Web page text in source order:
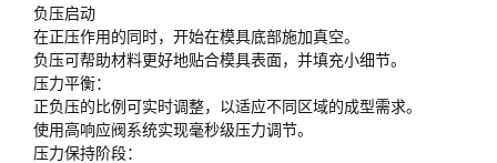
负压启动
在正压作用的同时，开始在模具底部施加真空。
负压可帮助材料更好地贴合模具表面，并填充小细节。
压力平衡：
正负压的比例可实时调整，以适应不同区域的成型需求。
使用高响应阀系统实现毫秒级压力调节。
压力保持阶段：